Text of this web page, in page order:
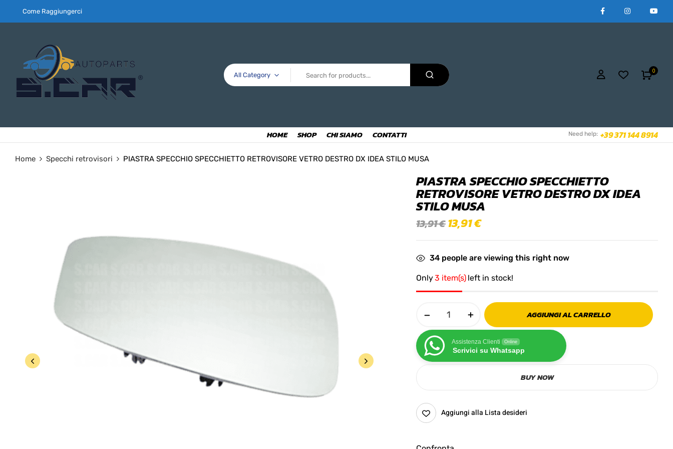
Come Raggiungerci
All Category
0
HOME SHOP CHI SIAMO CONTATTI Need help: +39 371 144 8914
Home Specchi retrovisori PIASTRA SPECCHIO SPECCHIETTO RETROVISORE VETRO DESTRO DX IDEA STILO MUSA
PIASTRA SPECCHIO SPECCHIETTO
RETROVISORE VETRO DESTRO DX IDEA
STILO MUSA
13,91€13,91€
34 people are viewing this right now
Only3 item(s) left in stock!
AGGIUNGI AL CARRELLO
Assistenza Clienti Online
Scrivici su Whatsapp
BUY NOW
Aggiungi alla Lista desideri